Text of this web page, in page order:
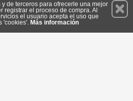
Suscríbete
de terceros para ofrecerle una mejor
registrar el proceso de compra. Al
el usuario acepta el uso que
'cookies'. Más información